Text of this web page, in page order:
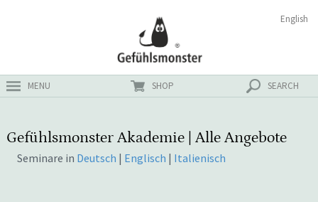
MENU SHOP SEARCH
English
Gefühlsmonster Akademie | Alle Angebote
Seminare in Deutsch | Englisch | Italienisch